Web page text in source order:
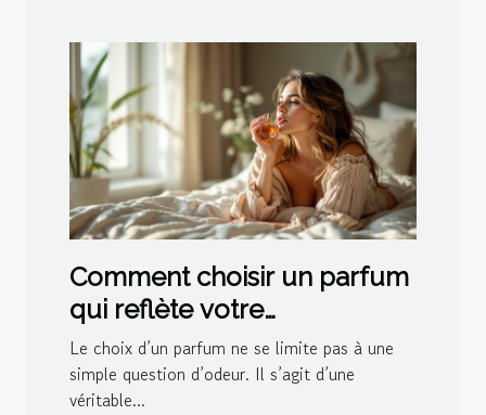
Comment choisir un parfum
qui reflète votre
personnalité?
Le choix d’un parfum ne se limite pas à une
simple question d’odeur. Il s’agit d’une
véritable...